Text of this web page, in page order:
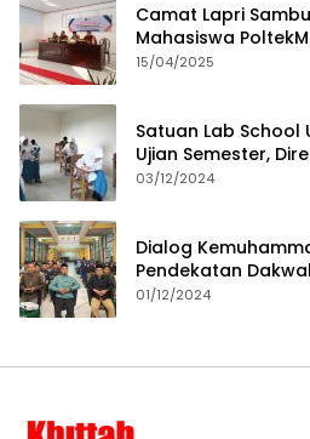
Camat Lapri
Mahasiswa
15/04/2025
Satuan Lab School
Ujian Semester,
Proses Pembelajaran
03/12/2024
Dialog
Pendekatan
01/12/2024